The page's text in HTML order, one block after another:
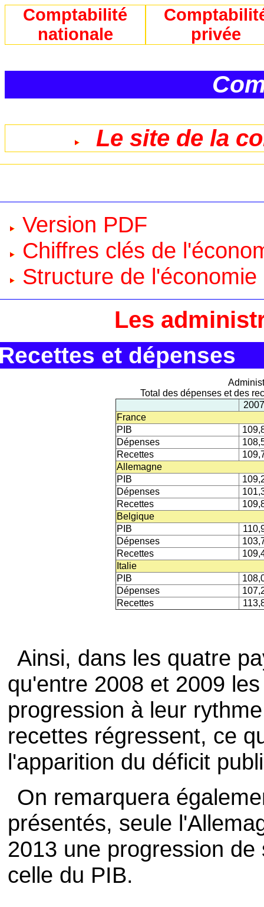
Comptabilité
nationale
privée
Le site de la
Version PDF
Chiffres clés de
Structure de l'économie
Les
et dépenses
Total des dépenses et des
2007
France
PIB
Dépenses
Recettes
Allemagne
PIB
Dépenses
Recettes
Belgique
PIB
Dépenses
Recettes
Italie
PIB
Dépenses
Recettes
Ainsi, dans les quatre
qu'entre 2008 et 2009
progression à leur
recettes régressent, ce
l'apparition du déficit
On remarquera
présentés, seule
2013 une progression
celle du PIB.